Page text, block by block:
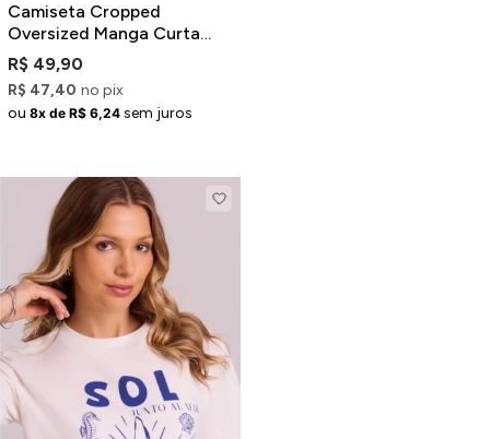
Camiseta Cropped
Oversized Manga Curta
Off-White Estampa
Sardinhas
R$ 49,90
R$ 47,40 no pix
ou 8x de R$ 6,24 sem juros